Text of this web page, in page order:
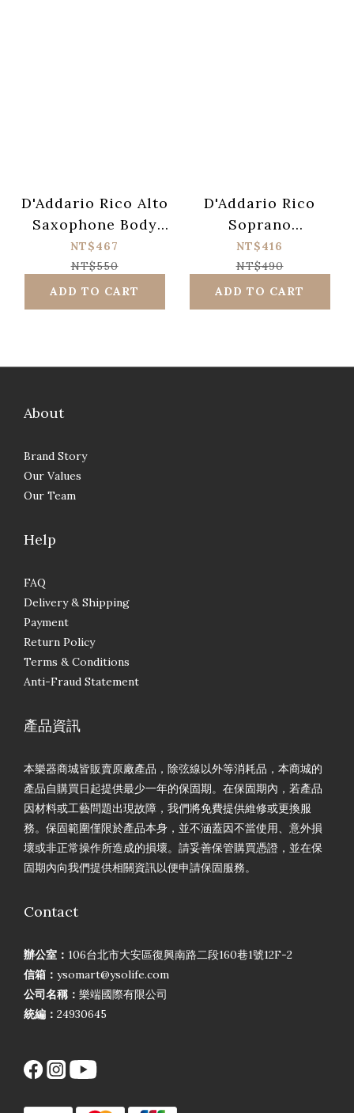
D'Addario Rico Alto
Saxophone Body
Cotton Swab
NT$467
NT$550
ADD TO CART
D'Addario Rico
Soprano
Saxophone Cotton
Swab
NT$416
NT$490
ADD TO CART
About
Brand Story
Our Values
Our Team
Help
FAQ
Delivery & Shipping
Payment
Return Policy
Terms & Conditions
Anti-Fraud Statement
產品資訊
本樂器商城皆販賣原廠產品，除弦線以外等消耗品，本商城的
產品自購買日起提供最少一年的保固期。在保固期內，若產品
因材料或工藝問題出現故障，我們將免費提供維修或更換服
務。保固範圍僅限於產品本身，並不涵蓋因不當使用、意外損
壞或非正常操作所造成的損壞。請妥善保管購買憑證，並在保
固期內向我們提供相關資訊以便申請保固服務。
Contact
辦公室： 106台北市大安區復興南路二段160巷1號12F-2
信箱： ysomart@ysolife.com
公司名稱： 樂端國際有限公司
統編： 24930645